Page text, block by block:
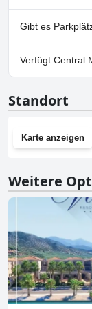
Nein, Central
Gibt es
Nein, im Central
Verfügt Central
Standort
Karte anzeigen
Weitere